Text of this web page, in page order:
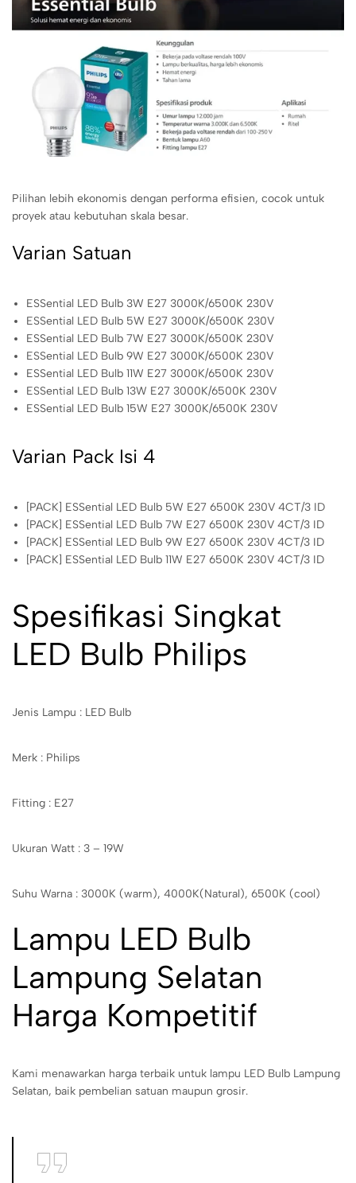
Pilihan lebih ekonomis dengan performa efisien, cocok untuk
proyek atau kebutuhan skala besar.
Varian Satuan
ESSential LED Bulb 3W E27 3000K/6500K 230V
ESSential LED Bulb 5W E27 3000K/6500K 230V
ESSential LED Bulb 7W E27 3000K/6500K 230V
ESSential LED Bulb 9W E27 3000K/6500K 230V
ESSential LED Bulb 11W E27 3000K/6500K 230V
ESSential LED Bulb 13W E27 3000K/6500K 230V
ESSential LED Bulb 15W E27 3000K/6500K 230V
Varian Pack Isi 4
[PACK] ESSential LED Bulb 5W E27 6500K 230V 4CT/3 ID
[PACK] ESSential LED Bulb 7W E27 6500K 230V 4CT/3 ID
[PACK] ESSential LED Bulb 9W E27 6500K 230V 4CT/3 ID
[PACK] ESSential LED Bulb 11W E27 6500K 230V 4CT/3 ID
Spesifikasi Singkat
LED Bulb Philips
Jenis Lampu : LED Bulb
Merk : Philips
Fitting : E27
Ukuran Watt : 3 – 19W
Suhu Warna : 3000K (warm), 4000K(Natural), 6500K (cool)
Lampu LED Bulb
Lampung Selatan
Harga Kompetitif
Kami menawarkan harga terbaik untuk lampu LED Bulb Lampung
Selatan, baik pembelian satuan maupun grosir.